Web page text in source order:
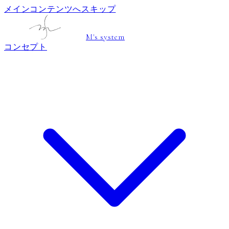
メインコンテンツへスキップ
M's system
コンセプト